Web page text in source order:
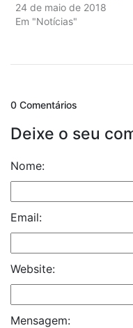
24 de maio de 2018
Em "Notícias"
0 Comentários
Deixe o seu
Nome:
Email:
Website:
Mensagem: